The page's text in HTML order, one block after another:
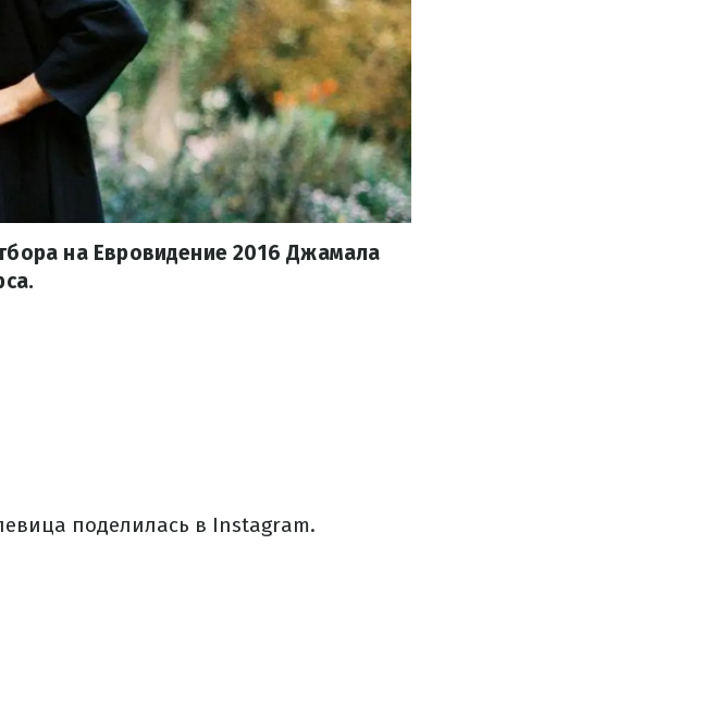
на Евровидение 2016 Джамала
поделилась в Instagram.